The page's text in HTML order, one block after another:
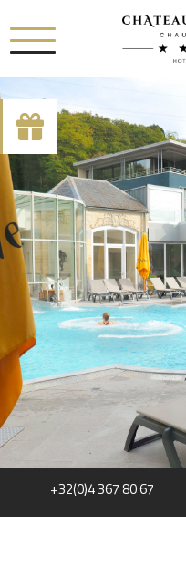
[availability_search
RUE HAUSTER 9,
+32(0)4 367 80 67